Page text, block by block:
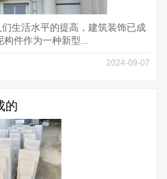
生活水平的提高，建筑装饰已成
件作为一种新型...
2024-09-07
的